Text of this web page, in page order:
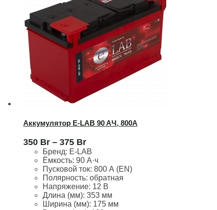
Аккумулятор E-LAB 90 AЧ, 800А
350 Br – 375 Br
Бренд: E-LAB
Ёмкость: 90 А·ч
Пусковой ток: 800 А (EN)
Полярность: обратная
Напряжение: 12 В
Длина (мм): 353 мм
Ширина (мм): 175 мм